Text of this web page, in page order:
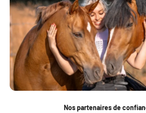
Nos partenaires de